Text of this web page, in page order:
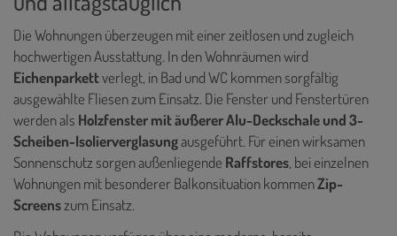
Die Wohnungen überzeugen mit einer zeitlosen und zugleich
hochwertigen Ausstattung. In den Wohnräumen wird
Eichenparkettverlegt, in Bad und WC kommen sorgfältig
ausgewählte Fliesen zum Einsatz. Die Fenster und Fenstertüren
werden als Holzfenster mit äußerer Alu-Deckschale und 3-
Scheiben-Isolierverglasungausgeführt. Für einen wirksamen
Sonnenschutz sorgen außenliegende Raffstores, bei einzelnen
Wohnungen mit besonderer Balkonsituation kommenZip-
Screenszum Einsatz.